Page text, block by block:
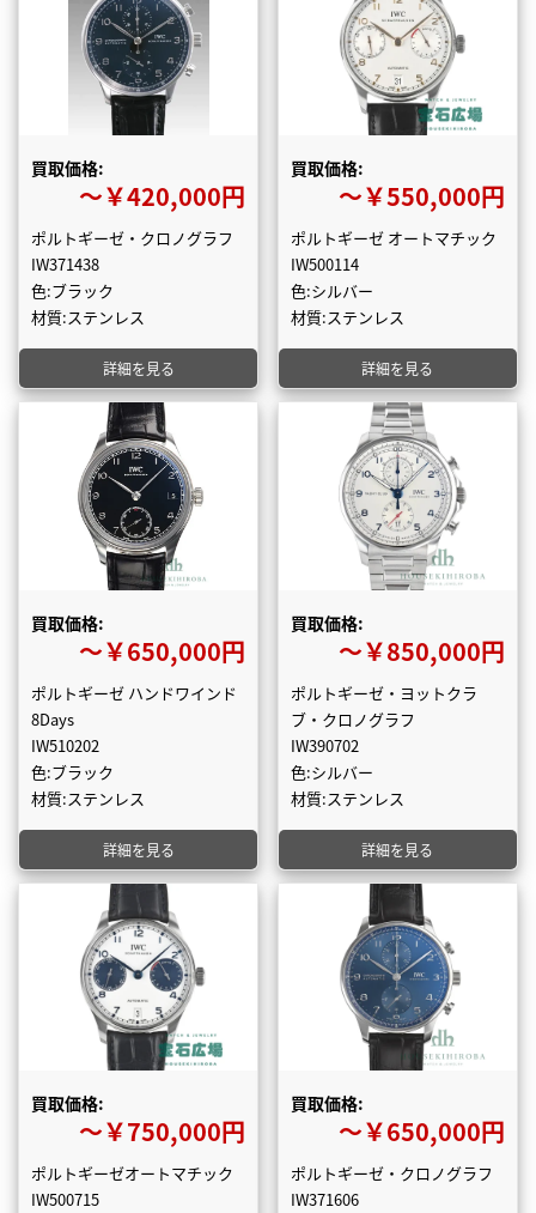
買取価格:
〜￥420,000円
ポルトギーゼ・クロノグラフ
IW371438
色:ブラック
材質:ステンレス
詳細を見る
買取価格:
〜￥550,000円
ポルトギーゼ オートマチック
IW500114
色:シルバー
材質:ステンレス
詳細を見る
買取価格:
〜￥650,000円
ポルトギーゼ ハンドワインド
8Days
IW510202
色:ブラック
材質:ステンレス
詳細を見る
買取価格:
〜￥850,000円
ポルトギーゼ・ヨットクラ
ブ・クロノグラフ
IW390702
色:シルバー
材質:ステンレス
詳細を見る
買取価格:
〜￥750,000円
ポルトギーゼオートマチック
IW500715
買取価格:
〜￥650,000円
ポルトギーゼ・クロノグラフ
IW371606